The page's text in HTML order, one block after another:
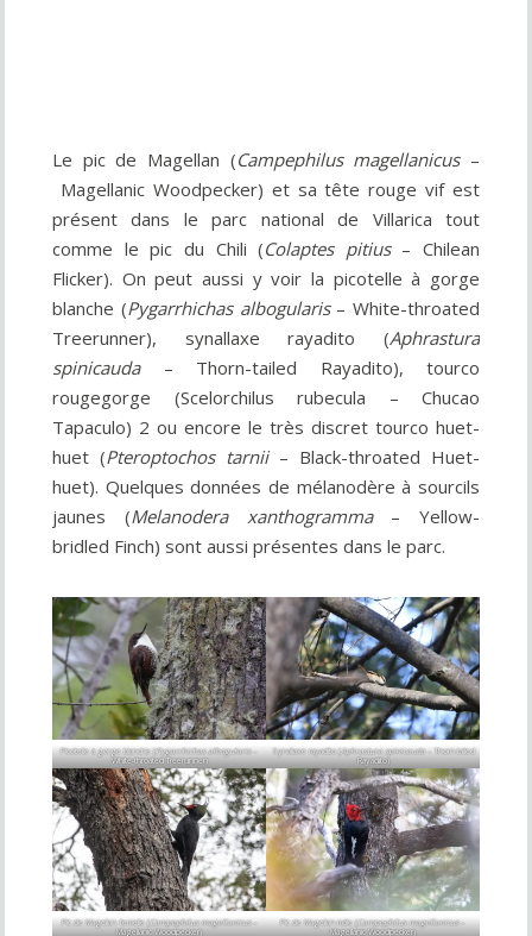
Le pic de Magellan (Campephilus magellanicus–
Magellanic Woodpecker) et sa tête rouge vif est
présent dans le parc national de Villarica tout
comme le pic du Chili (Colaptes pitius– Chilean
Flicker). On peut aussi y voir la picotelle à gorge
blanche (Pygarrhichas albogularis – White-throated
Treerunner), synallaxe rayadito (Aphrastura
spinicauda – Thorn-tailed Rayadito), tourco
rougegorge (Scelorchilus rubecula – Chucao
Tapaculo) 2 ou encore le très discret tourco huet-
huet (Pteroptochos tarnii– Black-throated Huet-
huet). Quelques données de mélanodère à sourcils
jaunes (Melanodera xanthogramma– Yellow-
bridled Finch) sont aussi présentes dans le parc.
Picotelle à gorge blanche (Pygarrhichas albogularis–
White-throated Treerunner)
Synallaxe rayadito (Aphrastura spinicauda– Thorn-tailed
Rayadito)
Pic de Magellan femelle (Campephilus magellanicus–
Magellanic Woodpecker)
Pic de Magellan mâle (Campephilus magellanicus–
Magellanic Woodpecker)